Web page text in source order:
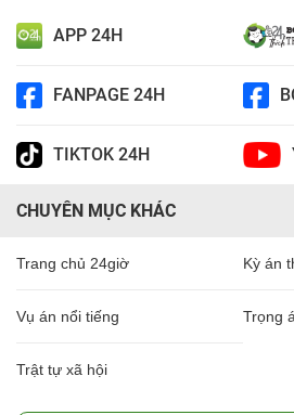
APP 24H
FANPAGE 24H
TIKTOK 24H
CHUYÊN MỤC KHÁC
Trang chủ 24giờ Kỳ án
Vụ án nổi tiếng Trọng
Trật tự xã hội